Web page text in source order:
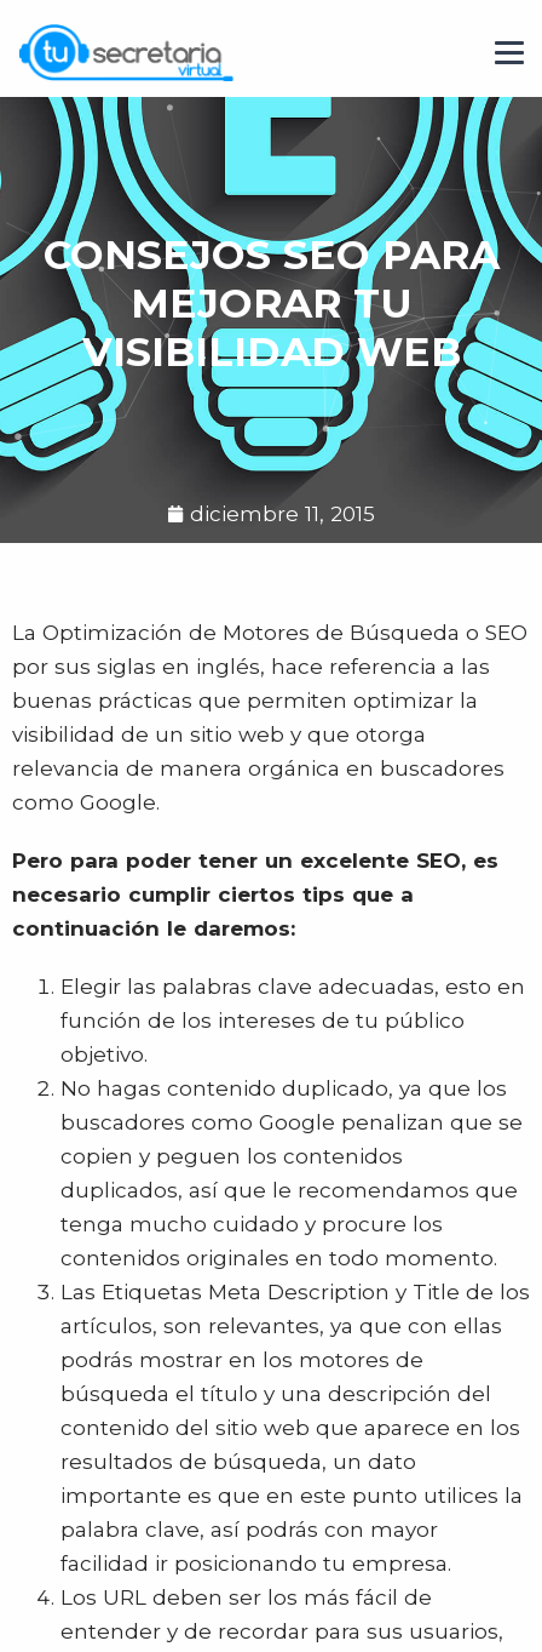
CONSEJOS SEO PARA
MEJORAR TU
VISIBILIDAD WEB
diciembre 11, 2015
La Optimización de Motores de Búsqueda o SEO
por sus siglas en inglés, hace referencia a las
buenas prácticas que permiten optimizar la
visibilidad de un sitio web y que otorga
relevancia de manera orgánica en buscadores
como Google.
Pero para poder tener un excelente SEO, es
necesario cumplir ciertos tips que a
continuación le daremos:
Elegir las palabras clave adecuadas, esto en
función de los intereses de tu público
objetivo.
No hagas contenido duplicado, ya que los
buscadores como Google penalizan que se
copien y peguen los contenidos
duplicados, así que le recomendamos que
tenga mucho cuidado y procure los
contenidos originales en todo momento.
Las Etiquetas Meta Description y Title de los
artículos, son relevantes, ya que con ellas
podrás mostrar en los motores de
búsqueda el título y una descripción del
contenido del sitio web que aparece en los
resultados de búsqueda, un dato
importante es que en este punto utilices la
palabra clave, así podrás con mayor
facilidad ir posicionando tu empresa.
Los URL deben ser los más fácil de
entender y de recordar para sus usuarios,